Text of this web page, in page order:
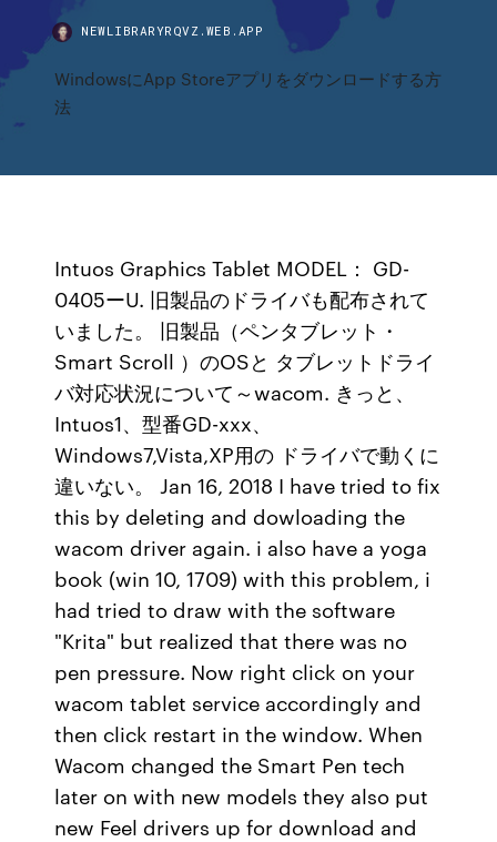
NEWLIBRARYRQVZ.WEB.APP
WindowsにApp Storeアプリをダウンロードする方
法
Intuos Graphics Tablet MODEL： GD-
0405ーU. 旧製品のドライバも配布されて
いました。 旧製品（ペンタブレット・
Smart Scroll ）のOSと タブレットドライ
バ対応状況について～wacom. きっと、
Intuos1、型番GD-xxx、
Windows7,Vista,XP用の ドライバで動くに
違いない。 Jan 16, 2018 I have tried to fix
this by deleting and dowloading the
wacom driver again. i also have a yoga
book (win 10, 1709) with this problem, i
had tried to draw with the software
"Krita" but realized that there was no
pen pressure. Now right click on your
wacom tablet service accordingly and
then click restart in the window. When
Wacom changed the Smart Pen tech
later on with new models they also put
new Feel drivers up for download and